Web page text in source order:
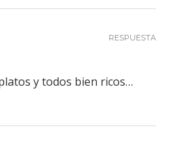
y todos bien ricos…
RESPUESTA